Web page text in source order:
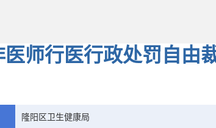
师行医行政处罚自由
隆阳区卫生健康局